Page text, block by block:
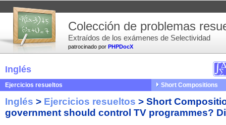
patrocinado por PHPDocX
Colección de problemas
Extraídos de los exámenes de Selectividad
Inglés
Ejercicios resueltos Short Compositions
Inglés > Ejercicios resueltos > Short
government should control TV programmes?